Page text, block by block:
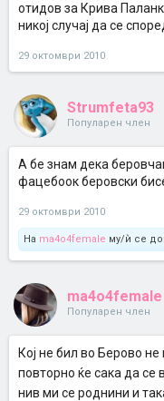
отидов за Крива
никој случај да се
29 октомври 2010
Strumfeta93
Популарен член
А бе знам дека
фацебоок беровски
29 октомври 2010
На ma4o4female му/ѝ се
ma4o4female
Популарен член
Кој не бил во Берово
повторно ќе сака да се
нив ми се роднини и